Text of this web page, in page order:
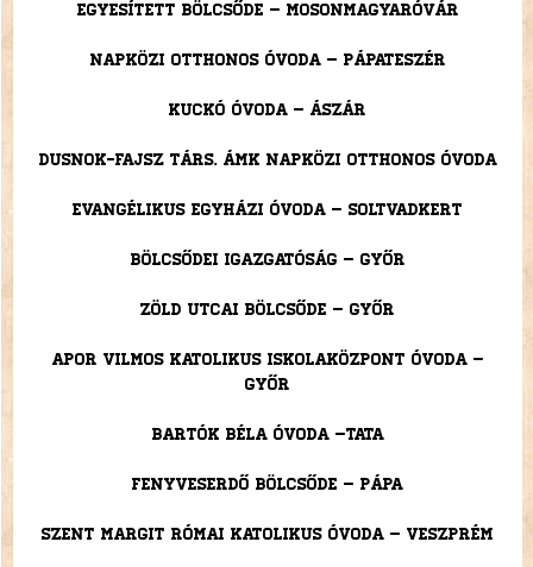
Egyesített Bölcsőde – Mosonmagyaróvár
Napközi Otthonos Óvoda – Pápateszér
Kuckó Óvoda – Ászár
Dusnok-Fajsz Társ. ÁMK Napközi Otthonos Óvoda
Evangélikus Egyházi Óvoda – Soltvadkert
Bölcsődei Igazgatóság – Győr
Zöld utcai Bölcsőde – Győr
Apor Vilmos Katolikus Iskolaközpont Óvoda –
Győr
Bartók Béla Óvoda –Tata
Fenyveserdő Bölcsőde – Pápa
Szent Margit Római Katolikus Óvoda – Veszprém